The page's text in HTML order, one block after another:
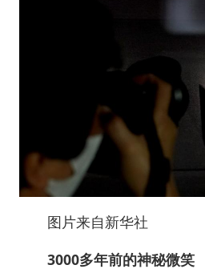
图片来自新华社
3000多年前的神秘微笑